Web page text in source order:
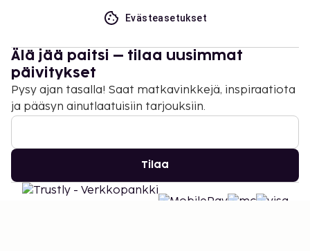
Evästeasetukset
Älä jää paitsi – tilaa uusimmat
päivitykset
Pysy ajan tasalla! Saat matkavinkkejä, inspiraatiota
ja pääsyn ainutlaatuisiin tarjouksiin.
Tilaa